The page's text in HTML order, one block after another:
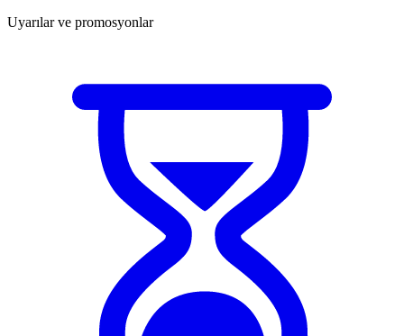
Uyarılar ve promosyonlar